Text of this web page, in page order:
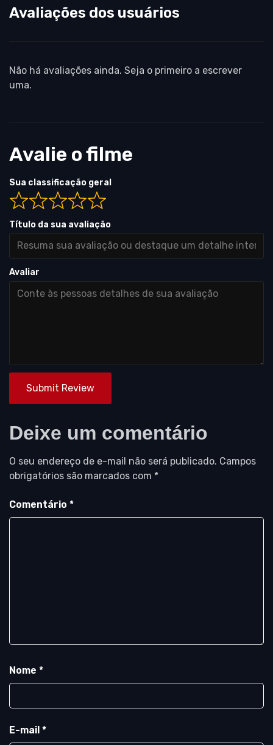
Avaliações dos usuários
Não há avaliações ainda. Seja o primeiro a escrever
uma.
Avalie o filme
Sua classificação geral
Título da sua avaliação
Avaliar
Submit Review
Deixe um comentário
O seu endereço de e-mail não será publicado. Campos
obrigatórios são marcados com *
Comentário *
Nome *
E-mail *